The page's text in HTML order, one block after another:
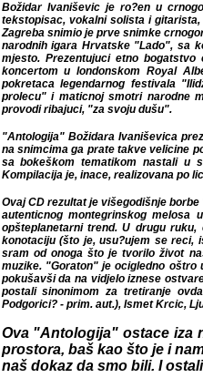
Božidar Ivaniševic je ro?en u
tekstopisac, vokalni solista i
Zagreba snimio je prve snimke
narodnih igara Hrvatske "Lado", sa
mjesto. Prezentujuci etno
koncertom u londonskom Royal
legendarnog festivala "Ilidža", a
smotri narodne muzike. Živa
dušu".
"Antologija" Božidara Ivaniševica
snimcima ga prate takve velicine
bokeškom tematikom nastali u
je, inace, realizovana po licenci PGP
Ovaj CD rezultat je višegodišnje
autenticnog montegrinskog
opšteplanetarni trend. U drugu
konotaciju (što je, usu?ujem se reci,
sram od onoga što je tvorilo život
"Goraton" je ocigledno oštro ustao
da na vidjelo iznese ostvarenja svih
sinonimom za tretiranje ovdašnjeg
aut.), Ismet Krcic, Ljubomir ?urovic,
Ova "Antologija" ostace iza
prostora, baš kao što je i
naš dokaz da smo bili. I ostali.